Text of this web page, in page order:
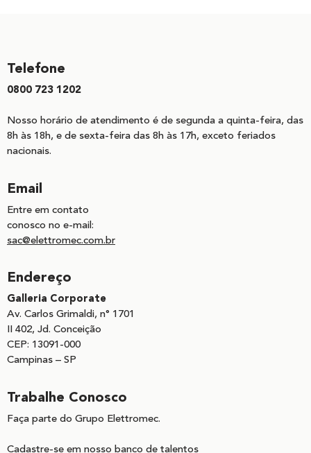
Telefone
0800 723 1202
Nosso horário de atendimento é de segunda a quinta-feira, das
8h às 18h, e de sexta-feira das 8h às 17h, exceto feriados
nacionais.
Email
Entre em contato
conosco no e-mail:
sac@elettromec.com.br
Endereço
Galleria Corporate
Av. Carlos Grimaldi, n° 1701
II 402, Jd. Conceição
CEP: 13091-000
Campinas – SP
Trabalhe Conosco
Faça parte do Grupo Elettromec.
Cadastre-se em nosso banco de talentos